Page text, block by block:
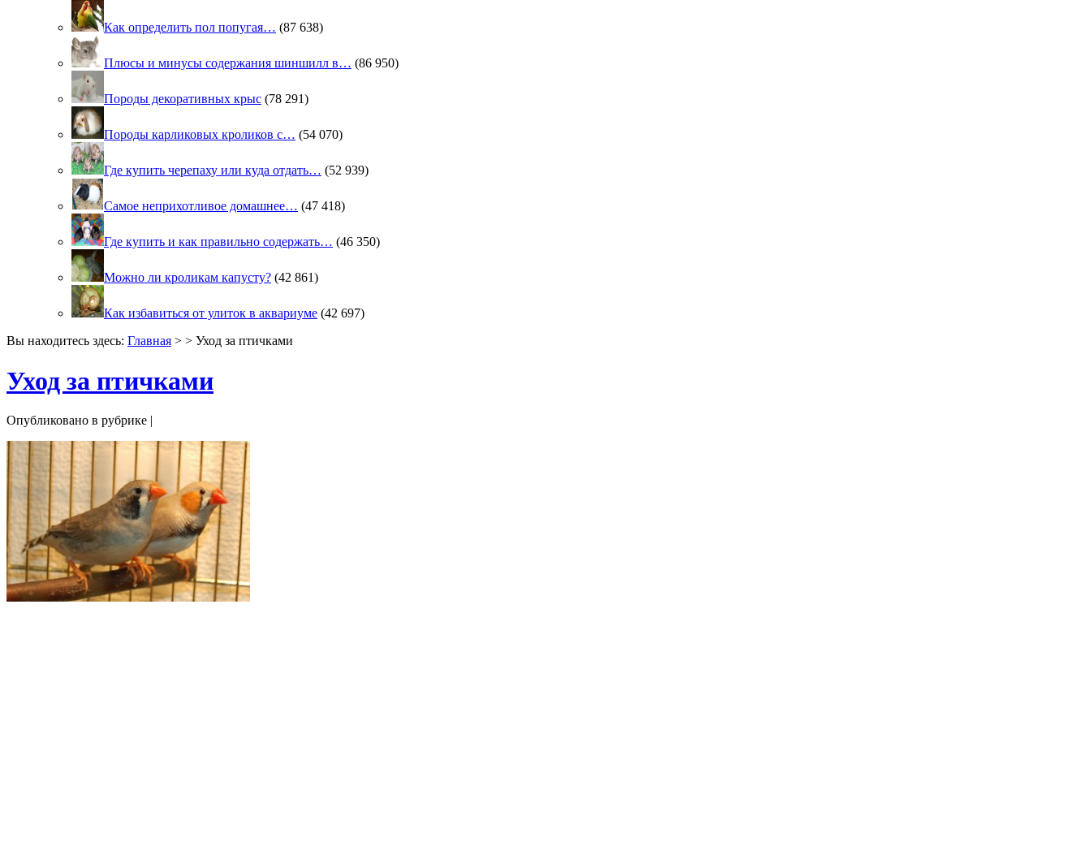
Как определить пол попугая… (87 638)
Плюсы и минусы содержания шиншилл в… (86 950)
Породы декоративных крыс (78 291)
Породы карликовых кроликов с… (54 070)
Где купить черепаху или куда отдать… (52 939)
Самое неприхотливое домашнее… (47 418)
Где купить и как правильно содержать… (46 350)
Можно ли кроликам капусту? (42 861)
Как избавиться от улиток в аквариуме (42 697)
Вы находитесь здесь: Главная > > Уход за птичками
Уход за птичками
Опубликовано в рубрике |